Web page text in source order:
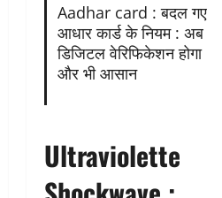
Aadhar card : बदल गए
आधार कार्ड के नियम : अब
डिजिटल वेरिफिकेशन होगा
और भी आसान
Ultraviolette